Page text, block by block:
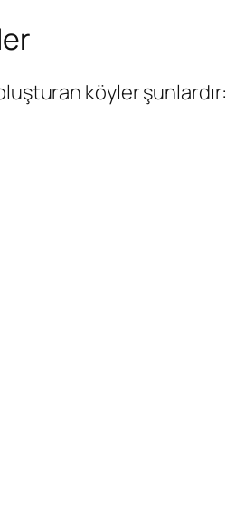
köyler şunlardır: